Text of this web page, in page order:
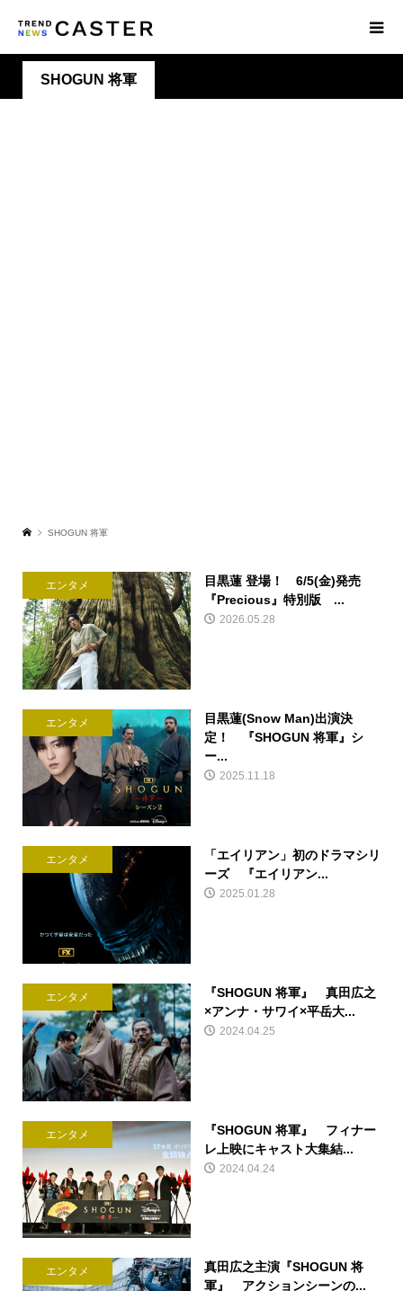
SHOGUN 将軍
SHOGUN 将軍
エンタメ
目黒蓮 登場！ 6/5(金)発売
『Precious』特別版 ...
2026.05.28
エンタメ
目黒蓮(Snow Man)出演決
定！ 『SHOGUN 将軍』シ
ー...
2025.11.18
エンタメ
「エイリアン」初のドラマシリ
ーズ 『エイリアン...
2025.01.28
エンタメ
『SHOGUN 将軍』 真田広之
×アンナ・サワイ×平岳大...
2024.04.25
エンタメ
『SHOGUN 将軍』 フィナー
レ上映にキャスト大集結...
2024.04.24
エンタメ
真田広之主演『SHOGUN 将
軍』 アクションシーンの...